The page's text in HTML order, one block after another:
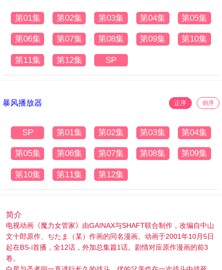
第01集 第02集 第03集 第04集 第05集
第06集 第07集 第08集 第09集 第10集
第11集 第12集 SP
暴风播放器 正序 倒序
SP 第01集 第02集 第03集 第04集
第05集 第06集 第07集 第08集 第09集
第10集 第11集 第12集
简介
电视动画《魔力女管家》由GAINAX与SHAFT联合制作，改编自中山
文十郎原作、ぢたま（某）作画的同名漫画。动画于2001年10月5日
起在BS-i首播，全12话，外加总集篇1话。剧情对应原作漫画的前3
卷。